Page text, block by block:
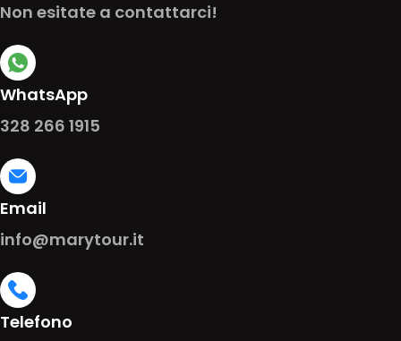
Non esitate a contattarci!
WhatsApp
328 266 1915
Email
info@marytour.it
Telefono